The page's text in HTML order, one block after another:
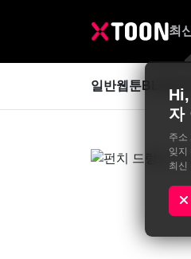
최
자
주소
잊지
최신
일반웹툰BL&GL